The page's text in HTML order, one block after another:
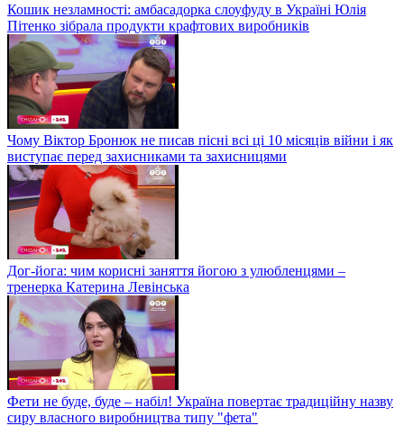
Кошик незламності: амбасадорка слоуфуду в Україні Юлія
Пітенко зібрала продукти крафтових виробників
Чому Віктор Бронюк не писав пісні всі ці 10 місяців війни і як
виступає перед захисниками та захисницями
Дог-йога: чим корисні заняття йогою з улюбленцями –
тренерка Катерина Левінська
Фети не буде, буде – набіл! Україна повертає традиційну назву
сиру власного виробництва типу "фета"